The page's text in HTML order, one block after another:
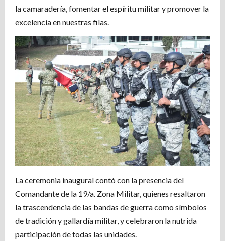
la camaradería, fomentar el espíritu militar y promover la
excelencia en nuestras filas.
La ceremonia inaugural contó con la presencia del
Comandante de la 19/a. Zona Militar, quienes resaltaron
la trascendencia de las bandas de guerra como símbolos
de tradición y gallardía militar, y celebraron la nutrida
participación de todas las unidades.